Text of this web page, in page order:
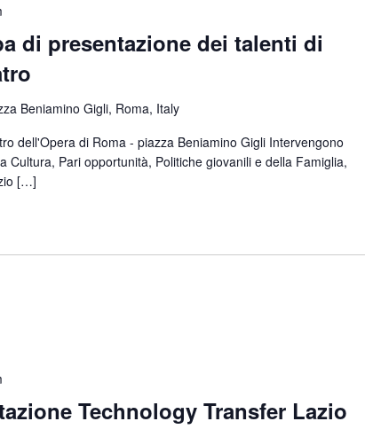
di presentazione dei talenti di
Beniamino Gigli, Roma, Italy
dell'Opera di Roma - piazza Beniamino Gigli Intervengono
Cultura, Pari opportunità, Politiche giovanili e della Famiglia,
[…]
Technology Transfer Lazio